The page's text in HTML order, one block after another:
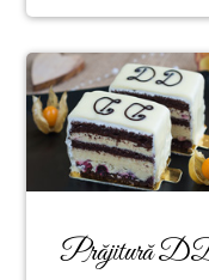
Prăjitură